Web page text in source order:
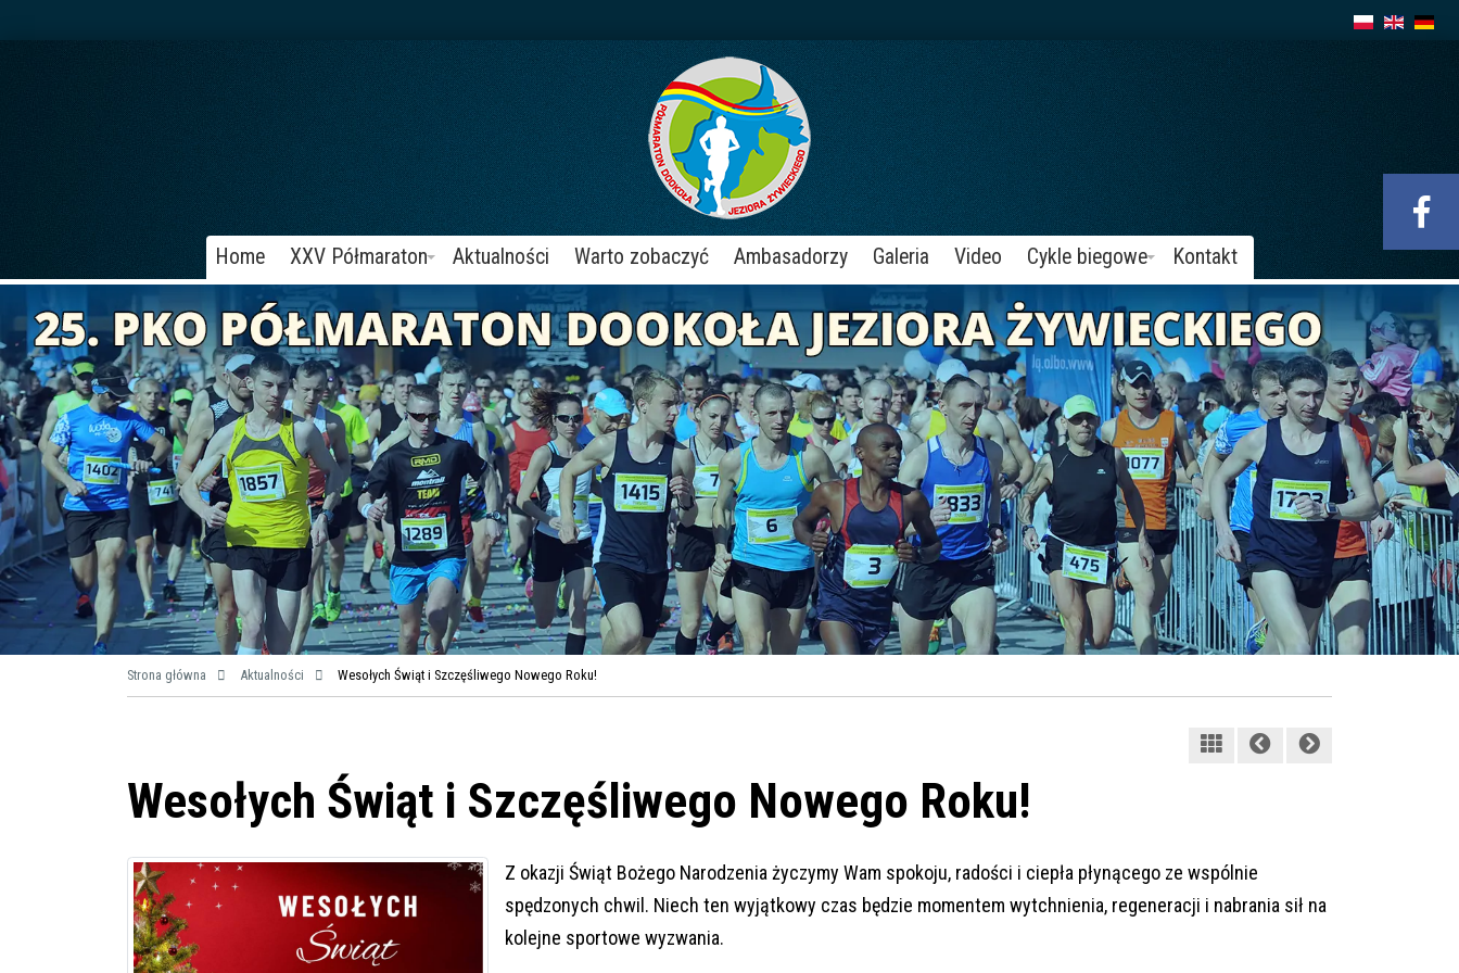
Home XXV Półmaraton Aktualności Warto zobaczyć Ambasadorzy Galeria Video Cykle biegowe Kontakt
Strona główna Aktualności Wesołych Świąt i Szczęśliwego Nowego Roku!
Wesołych Świąt i Szczęśliwego Nowego Roku!
Z okazji Świąt Bożego Narodzenia życzymy Wam spokoju, radości i ciepła płynącego ze wspólnie
spędzonych chwil. Niech ten wyjątkowy czas będzie momentem wytchnienia, regeneracji i nabrania sił na
kolejne sportowe wyzwania.